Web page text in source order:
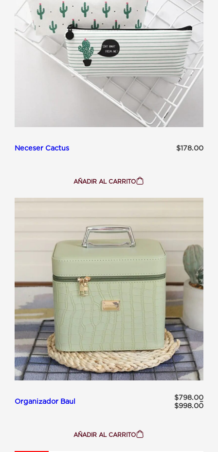
Neceser Cactus $178.00
AÑADIR AL CARRITO
:
CACTUS
Organizador Baul $798.00
–
$998.00
AÑADIR AL CARRITO
: